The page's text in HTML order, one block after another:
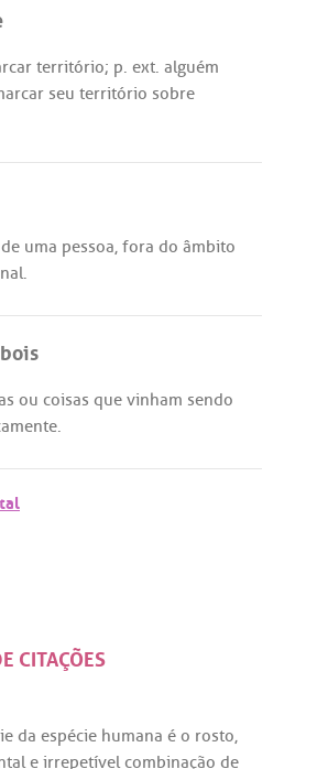
território; p. ext. alguém
seu território sobre
de uma pessoa, fora do âmbito
.
ou coisas que vinham sendo
.
CITAÇÕES
da espécie humana é o rosto,
e irrepetível combinação de